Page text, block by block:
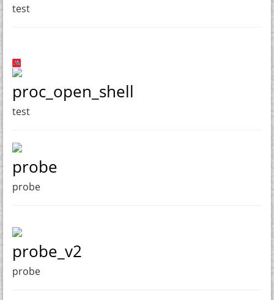
test
proc_open_shell
test
probe
probe
probe_v2
probe